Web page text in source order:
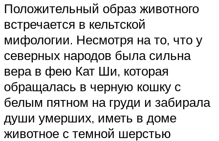
Положительный образ животного
встречается в кельтской
мифологии. Несмотря на то, что у
северных народов была сильна
вера в фею Кат Ши, которая
обращалась в черную кошку с
белым пятном на груди и забирала
души умерших, иметь в доме
животное с темной шерстью